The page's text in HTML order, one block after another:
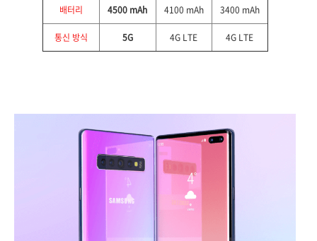
배터리 4500 mAh 4100 mAh 3400 mAh
통신 방식 5G 4G LTE 4G LTE